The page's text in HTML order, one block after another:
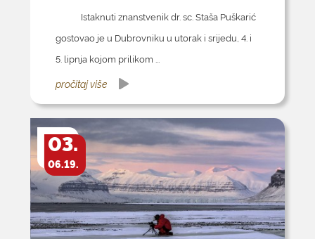
Istaknuti znanstvenik dr. sc. Staša Puškarić
gostovao je u Dubrovniku u utorak i srijedu, 4. i
5. lipnja kojom prilikom ...
pročitaj više
03.
06.19.